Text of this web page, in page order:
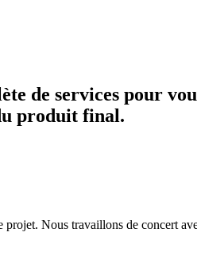
de services pour
produit final.
Nous travaillons de concert